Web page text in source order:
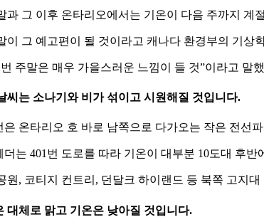
과 그 이후 온타리오에서는 기온이 다음 주까지 계
이 그 예고편이 될 것이라고 캐나다 환경부의 기상
주말은 매우 가을스러운 느낌이 들 것”이라고 말
씨는 소나기와 비가 섞이고 시원해질 것입니다.
은 온타리오 호 바로 남쪽으로 다가오는 작은 전선
더는 401번 도로를 따라 기온이 대부분 10도대 후
원, 코티지 컨트리, 던달크 하이랜드 등 북쪽 고지
대체로 맑고 기온은 낮아질 것입니다.